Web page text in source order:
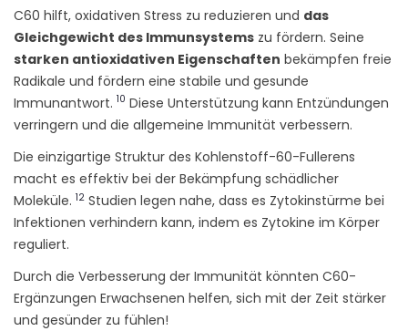
C60 hilft, oxidativen Stress zu reduzieren und das
Gleichgewicht des Immunsystems zu fördern. Seine
starken antioxidativen Eigenschaften bekämpfen freie
Radikale und fördern eine stabile und gesunde
Immunantwort. 10 Diese Unterstützung kann Entzündungen
verringern und die allgemeine Immunität verbessern.
Die einzigartige Struktur des Kohlenstoff-60-Fullerens
macht es effektiv bei der Bekämpfung schädlicher
Moleküle. 12 Studien legen nahe, dass es Zytokinstürme bei
Infektionen verhindern kann, indem es Zytokine im Körper
reguliert.
Durch die Verbesserung der Immunität könnten C60-
Ergänzungen Erwachsenen helfen, sich mit der Zeit stärker
und gesünder zu fühlen!